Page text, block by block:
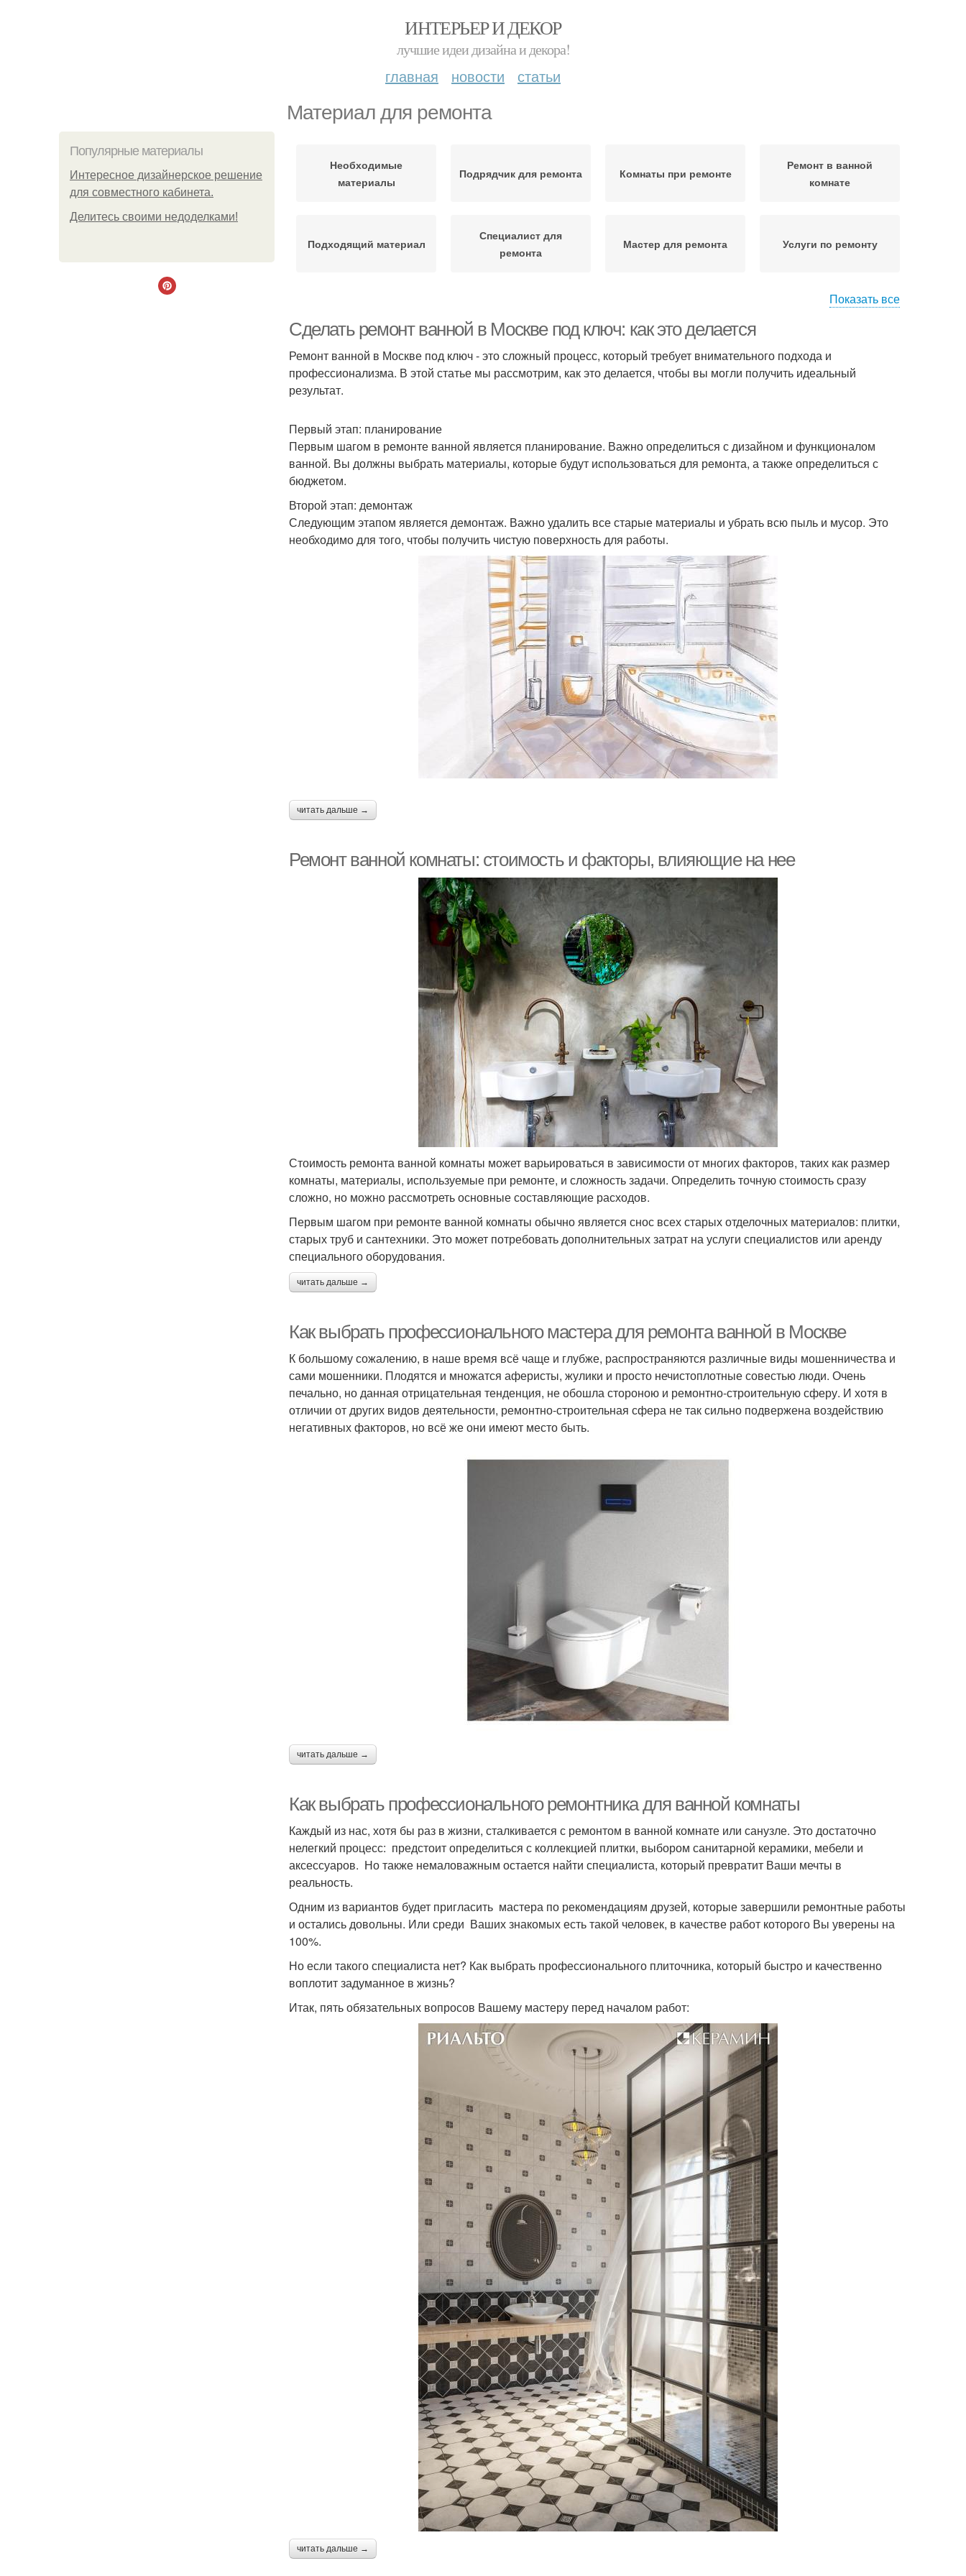
ИНТЕРЬЕР И ДЕКОР
лучшие идеи дизайна и декора!
главная новости статьи
Материал для ремонта
Популярные материалы
Интересное дизайнерское решение
для совместного кабинета.
Делитесь своими недоделками!
Необходимые
материалы
Подрядчик для ремонта Комнаты при ремонте
Ремонт в ванной
комнате
Подходящий материал
Специалист для
ремонта
Мастер для ремонта Услуги по ремонту
ремонтом
ремонтом
Вспомогательные
материалы
Показать все
Сделать ремонт ванной в Москве под ключ: как это делается
Ремонт ванной в Москве под ключ - это сложный процесс, который требует внимательного подхода и
профессионализма. В этой статье мы рассмотрим, как это делается, чтобы вы могли получить идеальный
результат.
Первый этап: планирование
Первым шагом в ремонте ванной является планирование. Важно определиться с дизайном и функционалом
ванной. Вы должны выбрать материалы, которые будут использоваться для ремонта, а также определиться с
бюджетом.
Второй этап: демонтаж
Следующим этапом является демонтаж. Важно удалить все старые материалы и убрать всю пыль и мусор. Это
необходимо для того, чтобы получить чистую поверхность для работы.
читать дальше →
Ремонт ванной комнаты: стоимость и факторы, влияющие на нее
Стоимость ремонта ванной комнаты может варьироваться в зависимости от многих факторов, таких как размер
комнаты, материалы, используемые при ремонте, и сложность задачи. Определить точную стоимость сразу
сложно, но можно рассмотреть основные составляющие расходов.
Первым шагом при ремонте ванной комнаты обычно является снос всех старых отделочных материалов: плитки,
старых труб и сантехники. Это может потребовать дополнительных затрат на услуги специалистов или аренду
специального оборудования.
читать дальше →
Как выбрать профессионального мастера для ремонта ванной в Москве
К большому сожалению, в наше время всё чаще и глубже, распространяются различные виды мошенничества и
сами мошенники. Плодятся и множатся аферисты, жулики и просто нечистоплотные совестью люди. Очень
печально, но данная отрицательная тенденция, не обошла стороною и ремонтно-строительную сферу. И хотя в
отличии от других видов деятельности, ремонтно-строительная сфера не так сильно подвержена воздействию
негативных факторов, но всё же они имеют место быть.
читать дальше →
Как выбрать профессионального ремонтника для ванной комнаты
Каждый из нас, хотя бы раз в жизни, сталкивается с ремонтом в ванной комнате или санузле. Это достаточно
нелегкий процесс: предстоит определиться с коллекцией плитки, выбором санитарной керамики, мебели и
аксессуаров. Но также немаловажным остается найти специалиста, который превратит Ваши мечты в
реальность.
Одним из вариантов будет пригласить мастера по рекомендациям друзей, которые завершили ремонтные работы
и остались довольны. Или среди Ваших знакомых есть такой человек, в качестве работ которого Вы уверены на
100%.
Но если такого специалиста нет? Как выбрать профессионального плиточника, который быстро и качественно
воплотит задуманное в жизнь?
Итак, пять обязательных вопросов Вашему мастеру перед началом работ:
читать дальше →